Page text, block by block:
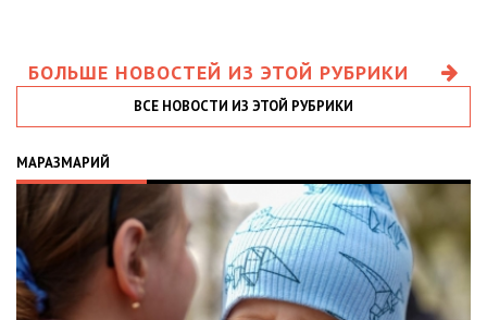
БОЛЬШЕ НОВОСТЕЙ ИЗ ЭТОЙ РУБРИКИ
ВСЕ НОВОСТИ ИЗ ЭТОЙ РУБРИКИ
МАРАЗМАРИЙ